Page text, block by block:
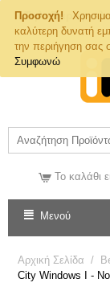
Προσοχή!
καλύτερη δυνατή
την περιήγηση σας
Συμφωνώ
Τηλ.
Το καλάθι
Μενού
Αρχική Σελίδα /
City Windows I -